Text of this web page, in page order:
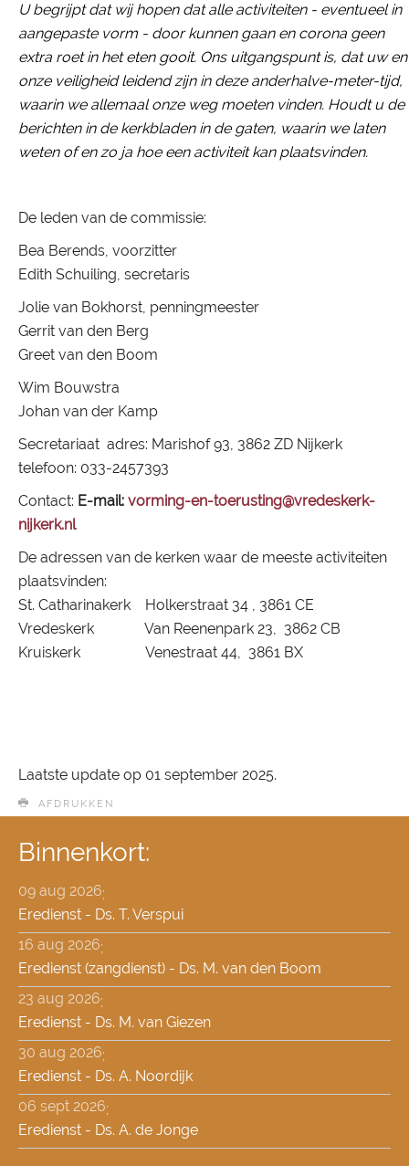
U begrijpt dat wij hopen dat alle activiteiten - eventueel in
aangepaste vorm - doorkunnen gaan en corona geen
extra roet in het eten gooit. Ons uitgangspunt is, dat uwen
onze veiligheid leidend zijn in deze anderhalve-meter-tijd,
waarin we allemaal onze weg moeten vinden. Houdt u de
berichten in de kerkbladen in de gaten, waarin we laten
weten of en zo ja hoe een activiteit kan plaatsvinden.
De leden van de commissie:
Bea Berends, voorzitter
Edith Schuiling, secretaris
Jolie van Bokhorst, penningmeester
Gerrit van den Berg
Greet van den Boom
Wim Bouwstra
Johan van der Kamp
Secretariaat adres: Marishof 93, 3862 ZD Nijkerk
telefoon: 033-2457393
Contact: E-mail: vorming-en-toerusting@vredeskerk-
nijkerk.nl
De adressen van de kerken waar de meeste activiteiten
plaatsvinden:
St. Catharinakerk Holkerstraat 34 , 3861 CE
Vredeskerk Van Reenenpark 23, 3862 CB
Kruiskerk Venestraat 44, 3861 BX
Laatste update op 01 september 2025.
AFDRUKKEN
Binnenkort:
09 aug 2026;
Eredienst - Ds. T. Verspui
16 aug 2026;
Eredienst (zangdienst) - Ds. M. van den Boom
23 aug 2026;
Eredienst - Ds. M. van Giezen
30 aug 2026;
Eredienst - Ds. A. Noordijk
06 sept 2026;
Eredienst - Ds. A. de Jonge